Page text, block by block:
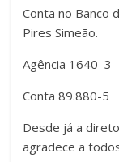
Conta no Banco
Pires Simeão.
Agência 1640–3
Conta 89.880-5
Desde já a
agradece a